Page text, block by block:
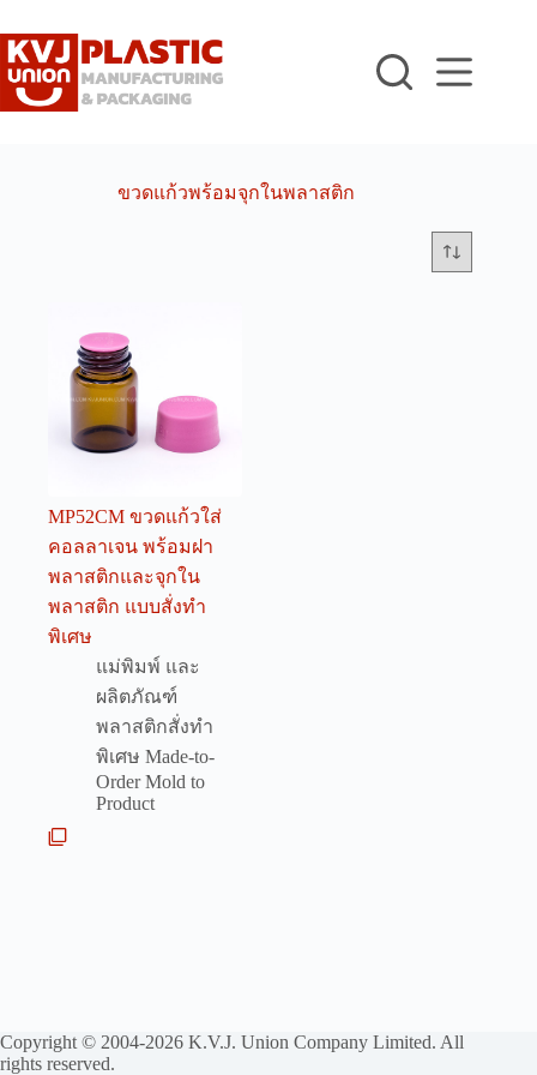
to
content
ขวดแก้วพร้อมจุกในพลาสติก
MP52CM ขวดแก้วใส่
คอลลาเจน พร้อมฝา
พลาสติกและจุกใน
พลาสติก แบบสั่งทำ
พิเศษ
แม่พิมพ์ และ
ผลิตภัณฑ์
พลาสติกสั่งทำ
พิเศษ Made-to-
Order Mold to
Product
Copyright © 2004-2026 K.V.J. Union Company Limited. All
rights reserved.